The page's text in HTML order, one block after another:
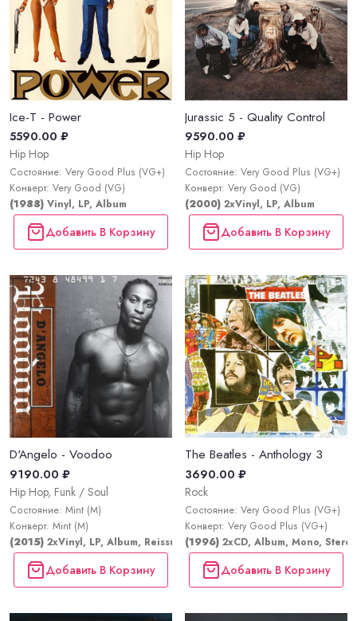
Ice-T - Power
5590.00 ₽
Hip Hop
Состояние: Very Good Plus (VG+)
Конверт: Very Good (VG)
(1988) Vinyl, LP, Album
Добавить В Корзину
Jurassic 5 - Quality Control
9590.00 ₽
Hip Hop
Состояние: Very Good Plus (VG+)
Конверт: Very Good (VG)
(2000) 2xVinyl, LP, Album
Добавить В Корзину
D'Angelo - Voodoo
9190.00 ₽
Hip Hop, Funk / Soul
Состояние: Mint (M)
Конверт: Mint (M)
(2015) 2xVinyl, LP, Album, Reissue
Добавить В Корзину
The Beatles - Anthology 3
3690.00 ₽
Rock
Состояние: Very Good Plus (VG+)
Конверт: Very Good Plus (VG+)
(1996) 2xCD, Album, Mono, Stereo
Добавить В Корзину